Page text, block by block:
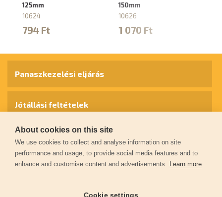
125mm
10624
794 Ft
150mm
10626
1 070 Ft
Panaszkezelési eljárás
Jótállási feltételek
Személyes adatok védelme
Kapcsolat
About cookies on this site
We use cookies to collect and analyse information on site
performance and usage, to provide social media features and to
enhance and customise content and advertisements. Learn more
Cookie settings